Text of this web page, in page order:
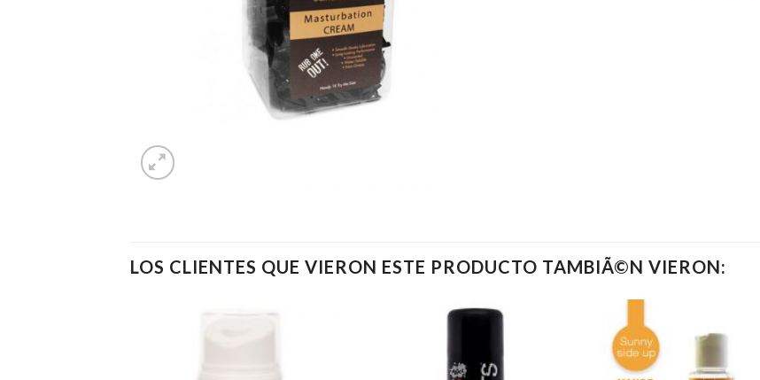
LOS CLIENTES QUE VIERON ESTE PRODUCTO TAMBIÃ©N VIERON: